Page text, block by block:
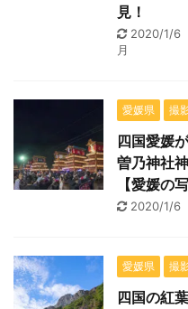
見！
2020/1/6
月
愛媛県 撮
四国愛媛
曽乃神社
【愛媛の
2020/1/6
愛媛県 撮
四国の紅